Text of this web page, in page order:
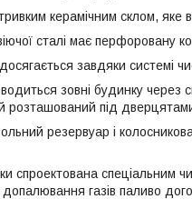
керамічним склом, яке
сталі має перфоровану
завдяки системі
зовні будинку
розташований під
резервуар і
спроектована спеціальним
газів паливо